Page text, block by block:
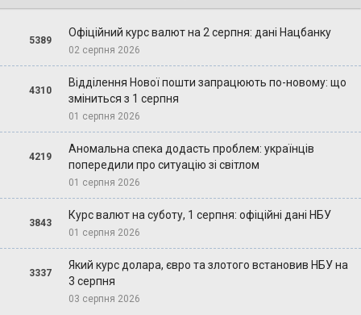
5389
Офіційний курс валют на 2 серпня: дані Нацбанку
02 серпня 2026
4310
Відділення Нової пошти запрацюють по-новому: що
зміниться з 1 серпня
01 серпня 2026
4219
Аномальна спека додасть проблем: українців
попередили про ситуацію зі світлом
01 серпня 2026
3843
Курс валют на суботу, 1 серпня: офіційні дані НБУ
01 серпня 2026
3337
Який курс долара, євро та злотого встановив НБУ на
3 серпня
03 серпня 2026